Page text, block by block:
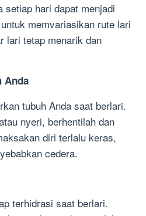
setiap hari dapat menjadi
memvariasikan rute lari
lari tetap menarik dan
Anda
tubuh Anda saat berlari.
nyeri, berhentilah dan
diri terlalu keras,
cedera.
terhidrasi saat berlari.